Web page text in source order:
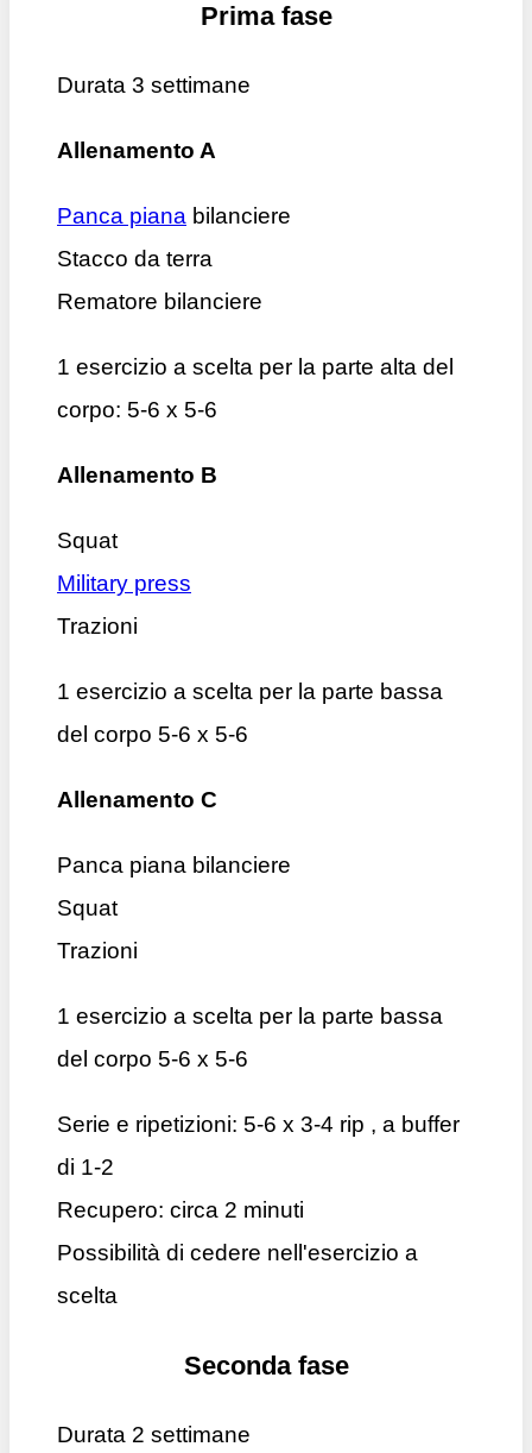
Prima fase
Durata 3 settimane
Allenamento A
Panca piana bilanciere
Stacco da terra
Rematore bilanciere
1 esercizio a scelta per la parte alta del
corpo: 5-6 x 5-6
Allenamento B
Squat
Military press
Trazioni
1 esercizio a scelta per la parte bassa
del corpo 5-6 x 5-6
Allenamento C
Panca piana bilanciere
Squat
Trazioni
1 esercizio a scelta per la parte bassa
del corpo 5-6 x 5-6
Serie e ripetizioni: 5-6 x 3-4 rip , a buffer
di 1-2
Recupero: circa 2 minuti
Possibilità di cedere nell'esercizio a
scelta
Seconda fase
Durata 2 settimane